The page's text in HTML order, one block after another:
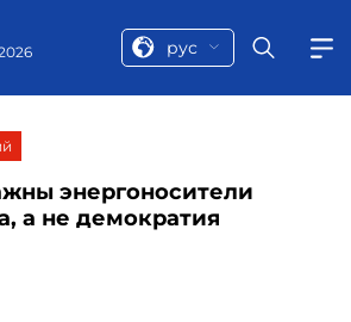
рус
энергоносители
а не демократия